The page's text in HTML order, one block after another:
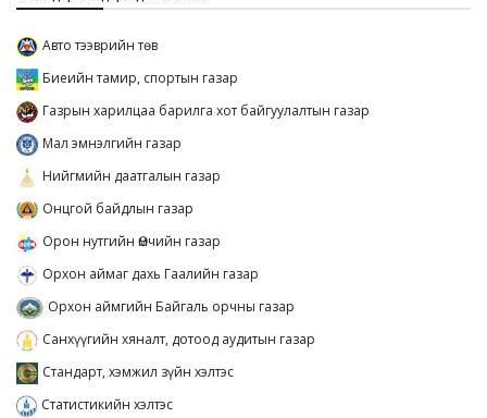
Авто тээврийн төв
Биеийн тамир, спортын газар
Газрын харилцаа барилга хот байгуулалтын газар
Мал эмнэлгийн газар
Нийгмийн даатгалын газар
Онцгой байдлын газар
Орон нутгийн Өмчийн газар
Орхон аймаг дахь Гаалийн газар
Орхон аймгийн Байгаль орчны газар
Санхүүгийн хяналт, дотоод аудитын газар
Стандарт, хэмжил зүйн хэлтэс
Статистикийн хэлтэс